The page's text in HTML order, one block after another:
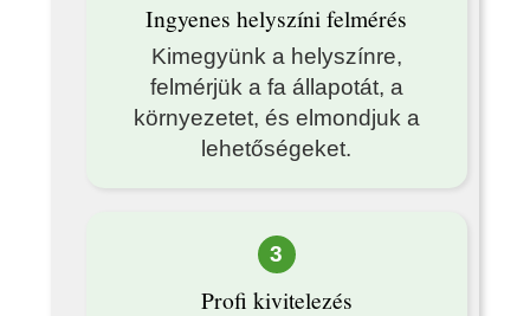
Ingyenes helyszíni felmérés
Kimegyünk a helyszínre,
felmérjük a fa állapotát, a
környezetet, és elmondjuk a
lehetőségeket.
3
Profi kivitelezés